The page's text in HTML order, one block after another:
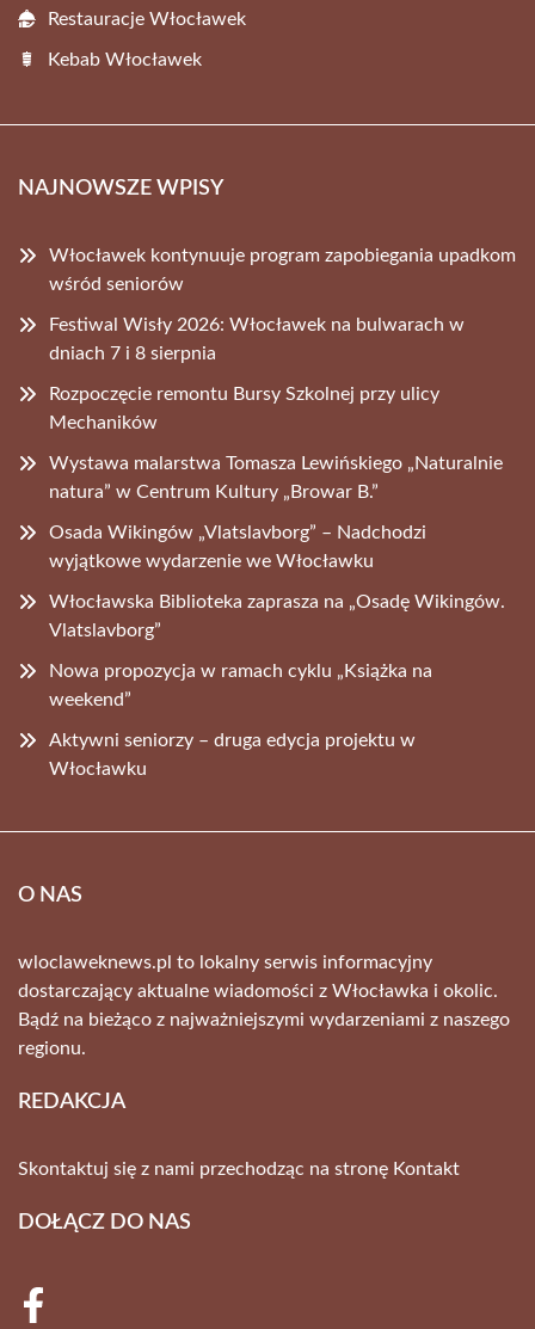
Restauracje Włocławek
Kebab Włocławek
NAJNOWSZE WPISY
Włocławek kontynuuje program zapobiegania upadkom
wśród seniorów
Festiwal Wisły 2026: Włocławek na bulwarach w
dniach 7 i 8 sierpnia
Rozpoczęcie remontu Bursy Szkolnej przy ulicy
Mechaników
Wystawa malarstwa Tomasza Lewińskiego „Naturalnie
natura” w Centrum Kultury „Browar B.”
Osada Wikingów „Vlatslavborg” – Nadchodzi
wyjątkowe wydarzenie we Włocławku
Włocławska Biblioteka zaprasza na „Osadę Wikingów.
Vlatslavborg”
Nowa propozycja w ramach cyklu „Książka na
weekend”
Aktywni seniorzy – druga edycja projektu w
Włocławku
O NAS
wloclaweknews.pl to lokalny serwis informacyjny
dostarczający aktualne wiadomości z Włocławka i okolic.
Bądź na bieżąco z najważniejszymi wydarzeniami z naszego
regionu.
REDAKCJA
Skontaktuj się z nami przechodząc na stronę Kontakt
DOŁĄCZ DO NAS